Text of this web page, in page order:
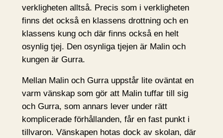
verkligheten alltså. Precis som i verkligheten
finns det också en klassens drottning och en
klassens kung och där finns också en helt
osynlig tjej. Den osynliga tjejen är Malin och
kungen är Gurra.
Mellan Malin och Gurra uppstår lite oväntat en
varm vänskap som gör att Malin tuffar till sig
och Gurra, som annars lever under rätt
komplicerade förhållanden, får en fast punkt i
tillvaron. Vänskapen hotas dock av skolan, där